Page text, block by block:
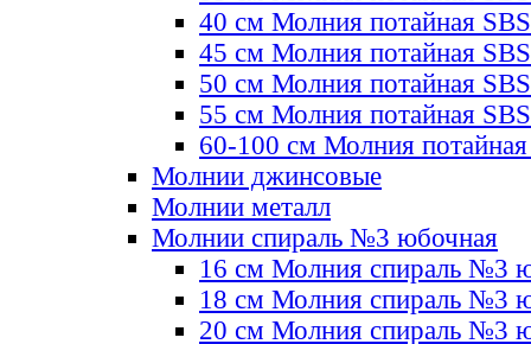
40 см Молния потайная SBS
45 см Молния потайная SBS
50 см Молния потайная SBS
55 см Молния потайная SBS
60-100 см Молния
Молнии джинсовые
Молнии металл
Молнии спираль №3 юбочная
16 см Молния спираль №3
18 см Молния спираль №3
20 см Молния спираль №3